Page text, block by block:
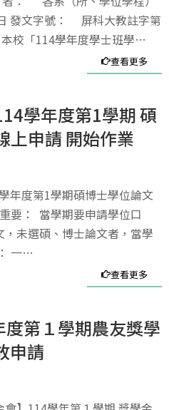
發文字號： 屏科大教註字第
「114學年度學士班學…
查看更多
學年度第1學期 碩
上申請 開始作業
年度第1學期碩博士學位論文
要： 當學期要申請學位口
未選碩、博士論文者，當學
一…
查看更多
度第１學期農友獎學
申請